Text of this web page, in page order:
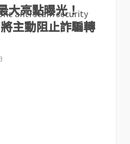
大亮點曝光！
主動阻止詐騙轉